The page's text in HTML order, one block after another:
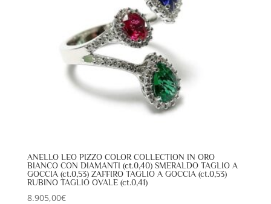
ANELLO LEO PIZZO COLOR COLLECTION IN ORO
BIANCO CON DIAMANTI (ct.0,40) SMERALDO TAGLIO A
GOCCIA (ct.0,53) ZAFFIRO TAGLIO A GOCCIA (ct.0,53)
RUBINO TAGLIO OVALE (ct.0,41)
8.905,00€